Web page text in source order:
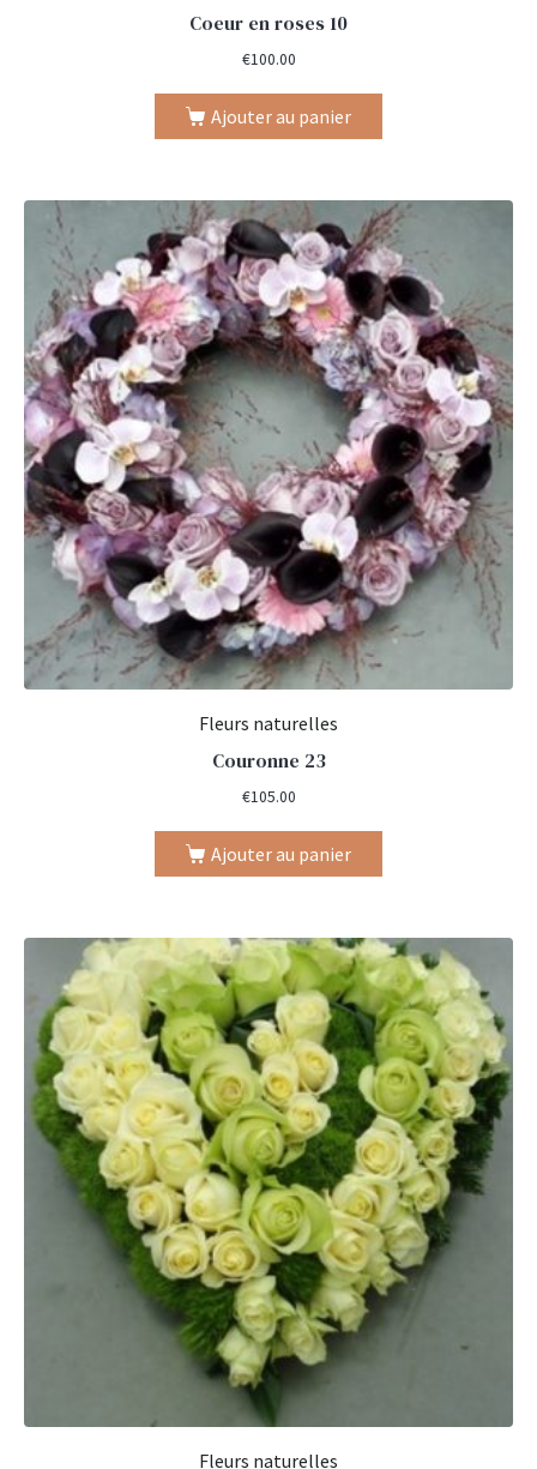
Coeur en roses 10
€100.00
Ajouter au panier
Fleurs naturelles
Couronne 23
€105.00
Ajouter au panier
Fleurs naturelles